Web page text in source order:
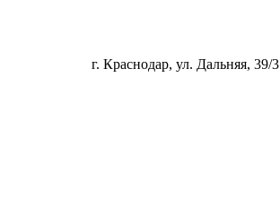
г. Краснодар, ул. Дальняя, 39/3